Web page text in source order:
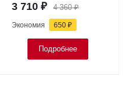
3 710 ₽ 4 360₽
Экономия 650 ₽
Подробнее